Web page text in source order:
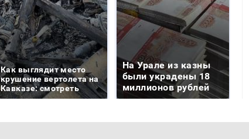
Как выглядит место
крушение вертолета на
Кавказе: смотреть
На Урале из казны
были украдены 18
миллионов рублей